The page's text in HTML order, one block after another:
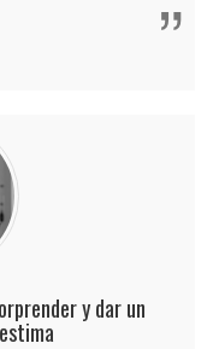
y dar un